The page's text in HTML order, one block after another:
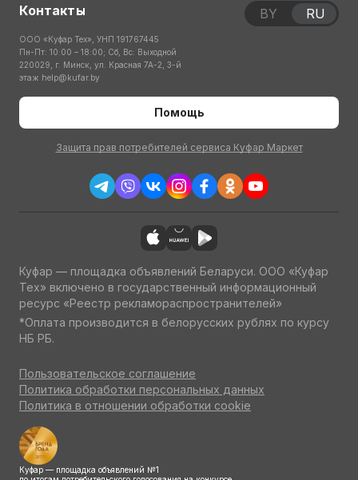
Контакты
ООО «Куфар Тех», УНП 191767445
Пн-Пт: 10:00 – 18:00; Сб, Вс: Выходной
220029, г. Минск, ул. Красная 7А-2, 3-й
этаж help@kufar.by
Помощь
Защита прав потребителей сервиса Куфар Маркет
BY RU
Куфар — площадка объявлений Беларуси. ООО «Куфар
Тех» включено в государственный информационный
ресурс «Реестр рекламораспространителей»
*Оплата производится в белорусских рублях по курсу
НБ РБ.
Пользовательское соглашение
Политика обработки персональных данных
Политика в отношении обработки cookie
Куфар — площадка объявлений №1